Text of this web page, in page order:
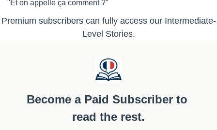
"Et on appelle ça comment ?"
Premium subscribers can fully access our Intermediate-
Level Stories.
Become a Paid Subscriber to
read the rest.